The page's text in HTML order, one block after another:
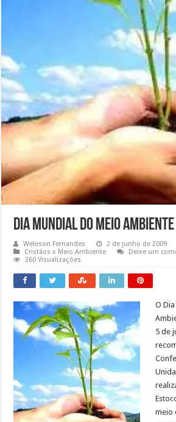
Dia Mundial do Meio Ambiente
Weleson Fernandes
2 de junho de 2009
Cristãos x Meio Ambiente
Deixe um
260 Visualizações
O
5 de
meio